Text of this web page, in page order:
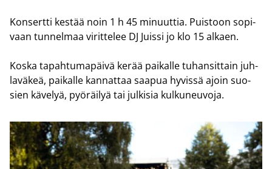
Kon­sert­ti kes­tää noin 1 h 45 mi­nuut­tia. Puis­toon so­pi­
vaan tun­nel­maa vi­rit­te­lee DJ Juis­si jo klo 15 al­kaen.
Koska ta­pah­tu­ma­päi­vä kerää pai­kal­le tu­han­sit­tain juh­
la­vä­keä, pai­kal­le kan­nat­taa saa­pua hy­vis­sä ajoin suo­
sien kä­ve­lyä, pyö­räi­lyä tai jul­ki­sia kul­ku­neu­vo­ja.